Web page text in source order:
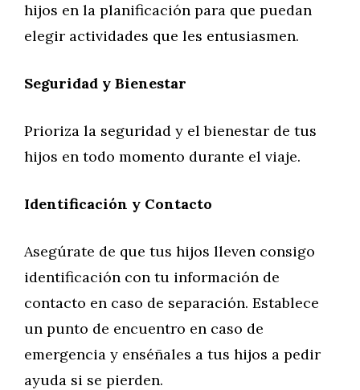
hijos en la planificación para que puedan
elegir actividades que les entusiasmen.
Seguridad y Bienestar
Prioriza la seguridad y el bienestar de tus
hijos en todo momento durante el viaje.
Identificación y Contacto
Asegúrate de que tus hijos lleven consigo
identificación con tu información de
contacto en caso de separación. Establece
un punto de encuentro en caso de
emergencia y enséñales a tus hijos a pedir
ayuda si se pierden.